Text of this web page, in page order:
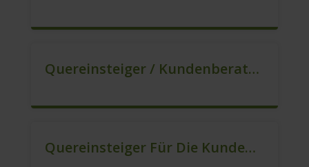
Quereinsteiger / Kundenberatung (B2C) (m/w/d)
Quereinsteiger Für Die Kundenberatung (m/w/d)